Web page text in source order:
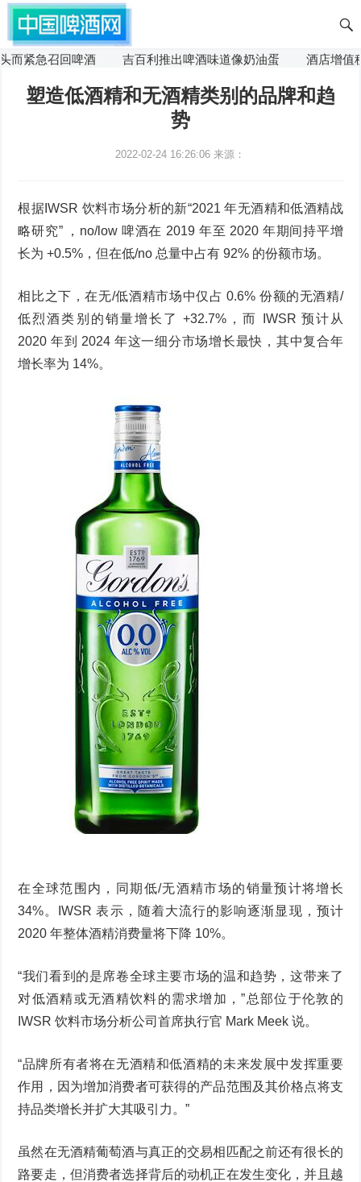
急召回啤酒 吉百利推出啤酒味道像奶油蛋 酒店增值税
塑造低酒精和无酒精类别的品牌和趋
势
2022-02-24 16:26:06 来源：
根据IWSR 饮料市场分析的新“2021 年无酒精和低酒精战
略研究” ，no/low 啤酒在 2019 年至 2020 年期间持平增
长为 +0.5%，但在低/no 总量中占有 92% 的份额市场。
相比之下，在无/低酒精市场中仅占 0.6% 份额的无酒精/
低烈酒类别的销量增长了 +32.7%，而 IWSR 预计从
2020 年到 2024 年这一细分市场增长最快，其中复合年
增长率为 14%。
在全球范围内，同期低/无酒精市场的销量预计将增长
34%。IWSR 表示，随着大流行的影响逐渐显现，预计
2020 年整体酒精消费量将下降 10%。
“我们看到的是席卷全球主要市场的温和趋势，这带来了
对低酒精或无酒精饮料的需求增加，”总部位于伦敦的
IWSR 饮料市场分析公司首席执行官 Mark Meek 说。
“品牌所有者将在无酒精和低酒精的未来发展中发挥重要
作用，因为增加消费者可获得的产品范围及其价格点将支
持品类增长并扩大其吸引力。”
虽然在无酒精葡萄酒与真正的交易相匹配之前还有很长的
路要走，但消费者选择背后的动机正在发生变化，并且越